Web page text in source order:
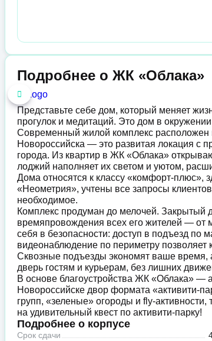
Подробнее о ЖК «Облака»
Представьте себе дом, который меняет
прогулок и медитаций. Это дом в
Современный жилой комплекс
Новороссийска — это развитая локация с
города. Из квартир в ЖК «Облака»
лоджий наполняет их светом и уютом,
Дома относятся к классу «комфорт-плюс»,
«Неометрия», учтены все запросы
необходимое.
Комплекс продуман до мелочей. Закрытый
времяпровождения всех его жителей — от
себя в безопасности: доступ в подъезд по
видеонаблюдение по периметру позволяет
Сквозные подъезды экономят ваше
дверь гостям и курьерам, без лишних
В основе благоустройства ЖК «Облака» —
Новороссийске двор формата «активити-
групп, «зеленые» огороды и fly-
на удивительный квест по активити-парку!
Подробнее о корпусе
Срок сдачи